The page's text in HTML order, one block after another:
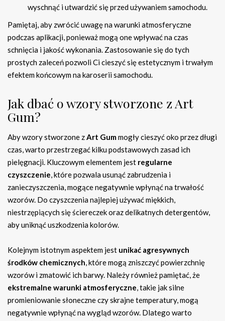
wyschnąć i utwardzić się przed używaniem samochodu.
Pamiętaj, aby zwrócić uwagę na warunki atmosferyczne
podczas aplikacji, ponieważ mogą one wpływać na czas
schnięcia i jakość wykonania. Zastosowanie się do tych
prostych zaleceń pozwoli Ci cieszyć się estetycznym i trwałym
efektem końcowym na karoserii samochodu.
Jak dbać o wzory stworzone z Art
Gum?
Aby wzory stworzone zArt Gummogły cieszyć oko przez długi
czas, warto przestrzegać kilku podstawowych zasad ich
pielęgnacji. Kluczowym elementem jest regularne
czyszczenie, które pozwala usunąć zabrudzenia i
zanieczyszczenia, mogące negatywnie wpłynąć na trwałość
wzorów. Do czyszczenia najlepiej używać miękkich,
niestrzępiących się ściereczek oraz delikatnych detergentów,
aby uniknąć uszkodzenia kolorów.
Kolejnym istotnym aspektem jest unikać agresywnych
środków chemicznych, które mogą zniszczyć powierzchnię
wzorów i zmatowić ich barwy. Należy również pamiętać, że
ekstremalne warunki atmosferyczne, takie jak silne
promieniowanie słoneczne czy skrajne temperatury, mogą
negatywnie wpłynąć na wygląd wzorów. Dlatego warto